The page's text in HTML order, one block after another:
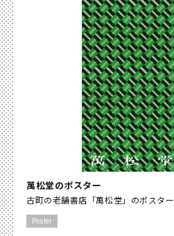
萬松堂のポスター
古町の老舗書店「萬松堂」のポスター
Poster